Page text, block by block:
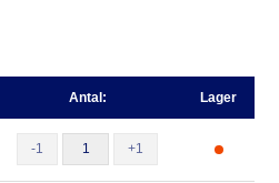
Antal: Lager
-1 +1